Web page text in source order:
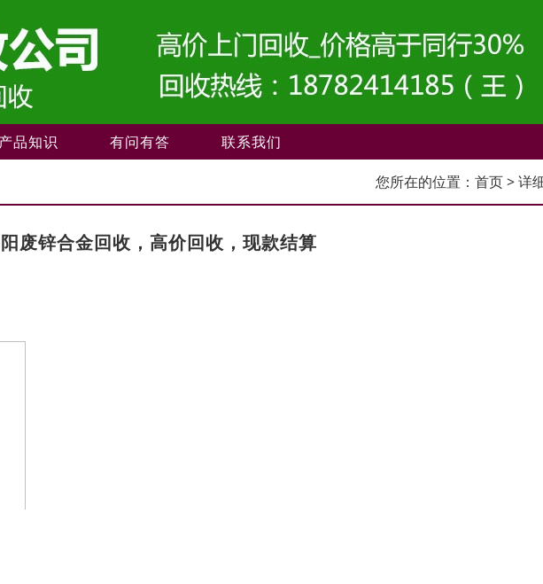
产品知识 有问有答 联系我们
您所在的位置： 首页> 详
废锌合金回收，高价回收，现款结算